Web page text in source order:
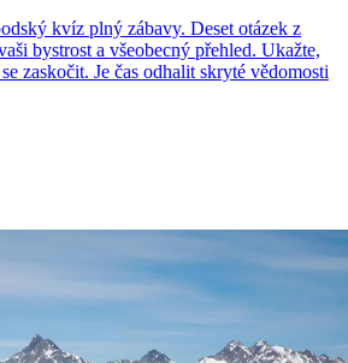
kvíz plný zábavy. Deset otázek z
bystrost a všeobecný přehled. Ukažte,
zaskočit. Je čas odhalit skryté vědomosti